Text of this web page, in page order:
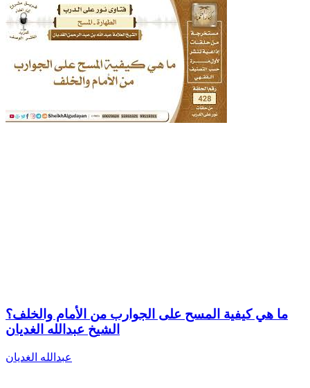
ما هي كيفية المسح على الجوارب من الأمام والخلف؟
الشيخ عبدالله الغديان
عبدالله الغديان